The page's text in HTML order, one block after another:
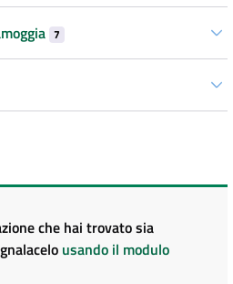
7
che hai trovato sia
usando il modulo